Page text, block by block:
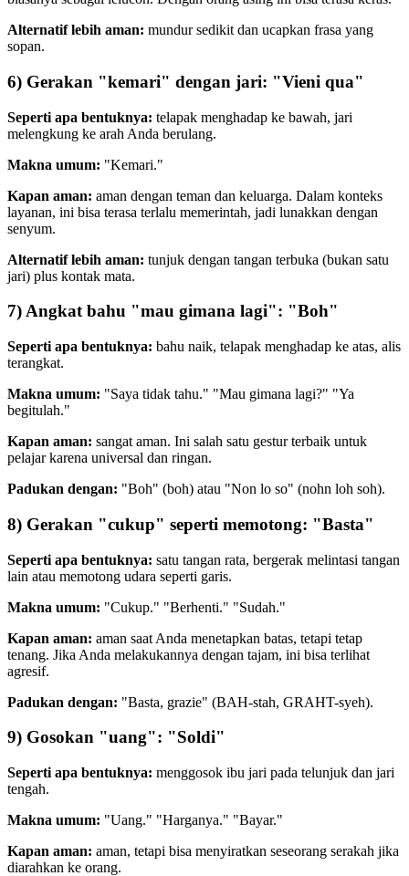
Alternatif lebih aman: mundur sedikit dan ucapkan frasa yang
sopan.
6) Gerakan "kemari" dengan jari: "Vieni qua"
Seperti apa bentuknya: telapak menghadap ke bawah, jari
melengkung ke arah Anda berulang.
Makna umum: "Kemari."
Kapan aman: aman dengan teman dan keluarga. Dalam konteks
layanan, ini bisa terasa terlalu memerintah, jadi lunakkan dengan
senyum.
Alternatif lebih aman: tunjuk dengan tangan terbuka (bukan satu
jari) plus kontak mata.
7) Angkat bahu "mau gimana lagi": "Boh"
Seperti apa bentuknya: bahu naik, telapak menghadap ke atas, alis
terangkat.
Makna umum: "Saya tidak tahu." "Mau gimana lagi?" "Ya
begitulah."
Kapan aman: sangat aman. Ini salah satu gestur terbaik untuk
pelajar karena universal dan ringan.
Padukan dengan: "Boh" (boh) atau "Non lo so" (nohn loh soh).
8) Gerakan "cukup" seperti memotong: "Basta"
Seperti apa bentuknya: satu tangan rata, bergerak melintasi tangan
lain atau memotong udara seperti garis.
Makna umum: "Cukup." "Berhenti." "Sudah."
Kapan aman: aman saat Anda menetapkan batas, tetapi tetap
tenang. Jika Anda melakukannya dengan tajam, ini bisa terlihat
agresif.
Padukan dengan: "Basta, grazie" (BAH-stah, GRAHT-syeh).
9) Gosokan "uang": "Soldi"
Seperti apa bentuknya: menggosok ibu jari pada telunjuk dan jari
tengah.
Makna umum: "Uang." "Harganya." "Bayar."
Kapan aman: aman, tetapi bisa menyiratkan seseorang serakah jika
diarahkan ke orang.